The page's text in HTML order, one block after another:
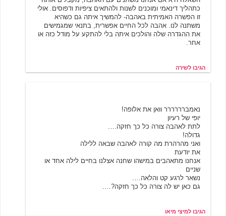
כתהליך דינאמי ומוכנים לשנות ולהתאים ציפיות ודפוסים. אולי
זו הפשרה האמיתית באהבה- להמשיך איתה גם כשהיא
משתנה לנו. אהבה לכל החיים אפשרית, בתנאי שמגמישים
את ההגדרה שלה והולכים איתה בלי להתקע על מודל כזה או
אחר.
הגיבו לשירה
נאמברררררר וואן את אלופה!
יופי של רעיון
לתת לאהבה צורה כל כך חזקה….
גדולה!
ואני מהרהרת מה קורה לאהבה שבאה ללילה
את יודעת
אנחנו מתאהבים במישהו שחנה אצלנו בחיים לילה אחד או
שניים
נשאר לרגע קט והלאה….
גם כאן יש לה צורה כל כך חזקה?….
הגיבו למיצי מיאו